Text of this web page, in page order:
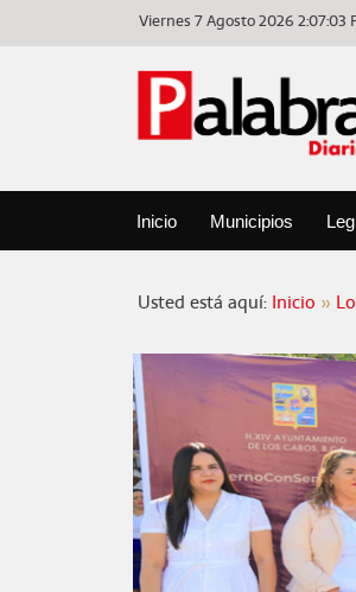
Viernes 7 Agosto 20262:07:04
Inicio Municipios
Usted está aquí: Inicio